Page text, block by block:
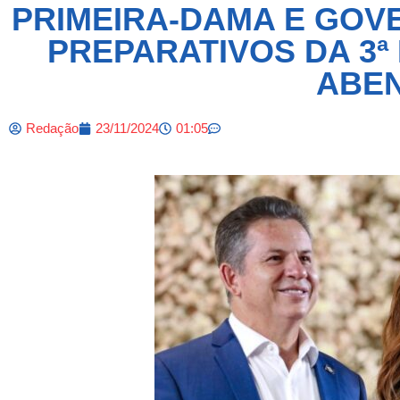
PRIMEIRA-DAMA E
PREPARATIVOS DA
Redação 23/11/2024 01:05